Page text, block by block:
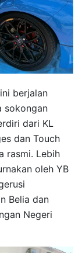
berjalan
sokongan
dari KL
dan Touch
rasmi. Lebih
oleh YB
Belia dan
Negeri